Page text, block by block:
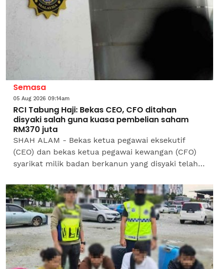
Semasa
05 Aug 2026 09:14am
RCI Tabung Haji: Bekas CEO, CFO ditahan
disyaki salah guna kuasa pembelian saham
RM370 juta
SHAH ALAM - Bekas ketua pegawai eksekutif
(CEO) dan bekas ketua pegawai kewangan (CFO)
syarikat milik badan berkanun yang disyaki telah
saham dua buah...